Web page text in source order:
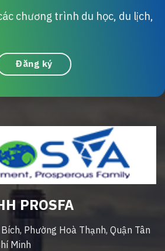
chương trình du học, du lịch,
Đăng ký
PROSFA
Phường Hoà Thạnh, Quận Tân
Minh